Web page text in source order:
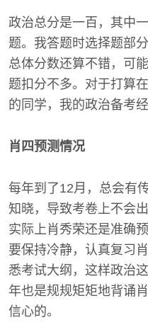
政治总分是一百，其中
题。我答题时选择题部
总体分数还算不错，可
题扣分不多。对于打算
的同学，我的政治备考
肖四预测情况
每年到了12月，总会有
知晓，导致考卷上不会
实际上肖秀荣还是准确
要保持冷静，认真复习
悉考试大纲，这样政治
年也是规规矩矩地背诵
信心的。